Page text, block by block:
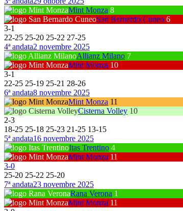
Mint Monza 8
San Bernardo Cuneo 6
3-1
22-25 25-20 25-22 27-25
4ª andata2 novembre 2025
Allianz Milano 7
Mint Monza 10
3-1
22-25 25-19 25-21 28-26
6ª andata8 novembre 2025
Mint Monza 11
Cisterna Volley 10
2-3
18-25 25-18 25-23 21-25 13-15
5ª andata16 novembre 2025
Itas Trentino 4
Mint Monza 11
3-0
25-20 25-22 25-20
7ª andata23 novembre 2025
Rana Verona 1
Mint Monza 11